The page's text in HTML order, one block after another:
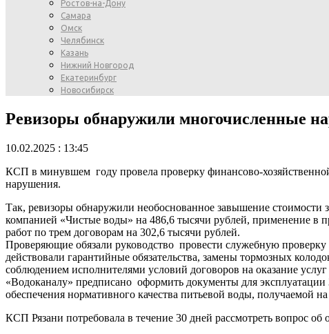
Ростов-на-Дону
Самара
Омск
Челябинск
Казань
Нижний Новгород
Екатеринбург
Новосибирск
Ревизоры обнаружили многочисленные
10.02.2025 : 13:45
КСП в минувшем году провела проверку финансово-
нарушения.
Так, ревизоры обнаружили необоснованное завышение стоимости
компанией «Чистые воды» на 486,6 тысячи рублей, применение в
работ по трем договорам на 302,6 тысячи рублей.
Проверяющие обязали руководство провести служебную
действовали гарантийные обязательства, замены тормозных
соблюдением исполнителями условий договоров на оказание
«Водоканалу» предписано оформить документы для
обеспечения нормативного качества питьевой воды,
КСП Рязани потребовала в течение 30 дней рассмотреть вопрос